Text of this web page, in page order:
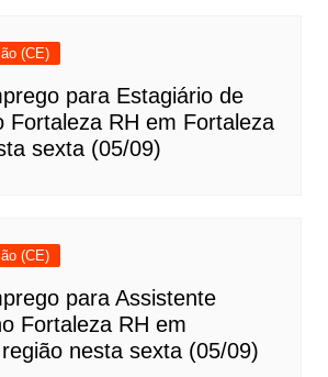
(CE)
para Estagiário de
Fortaleza RH em Fortaleza
sexta (05/09)
(CE)
para Assistente
Fortaleza RH em
nesta sexta (05/09)